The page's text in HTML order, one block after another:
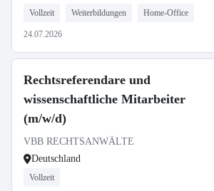
Vollzeit Weiterbildungen Home-Office
24.07.2026
Rechtsreferendare und
wissenschaftliche Mitarbeiter
(m/w/d)
VBB RECHTSANWÄLTE
Deutschland
Vollzeit